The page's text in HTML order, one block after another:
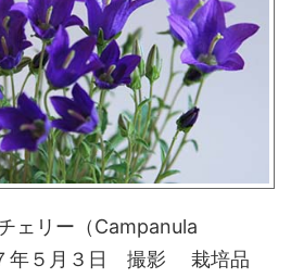
ェリー（Campanula
年５月３日 撮影 栽培品